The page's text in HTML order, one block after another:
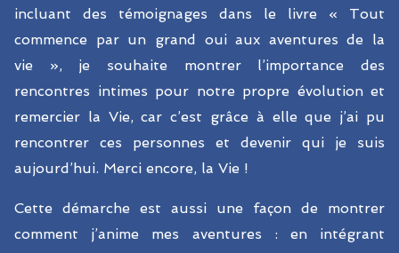
incluant des témoignages dans le livre « Tout
commence par un grand oui aux aventures de la
vie », je souhaite montrer l’importance des
rencontres intimes pour notre propre évolution et
remercier la Vie, car c’est grâce à elle que j’ai pu
rencontrer ces personnes et devenir qui je suis
aujourd’hui. Merci encore, la Vie !
Cette démarche est aussi une façon de montrer
comment j’anime mes aventures : en intégrant